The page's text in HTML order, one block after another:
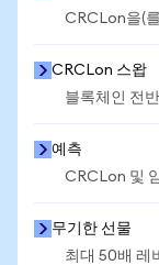
CRCLon을(
CRCLon 스왑
블록체인 전
예측
CRCLon 및
무기한 선물
최대 50배 레